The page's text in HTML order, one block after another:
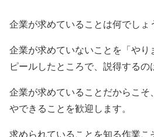
企業が求めていることは何でしょ
企業が求めていないことを「やり
ピールしたところで、説得するの
企業が求めていることだからこそ
やできることを歓迎します。
求められていることを知る作業こ